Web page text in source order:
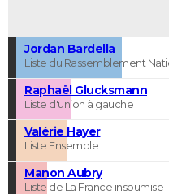
Jordan Bardella
Liste du Rassemblement
Raphaël Glucksmann
Liste d'union à gauche
Valérie Hayer
Liste Ensemble
Manon Aubry
Liste de La France insoumise